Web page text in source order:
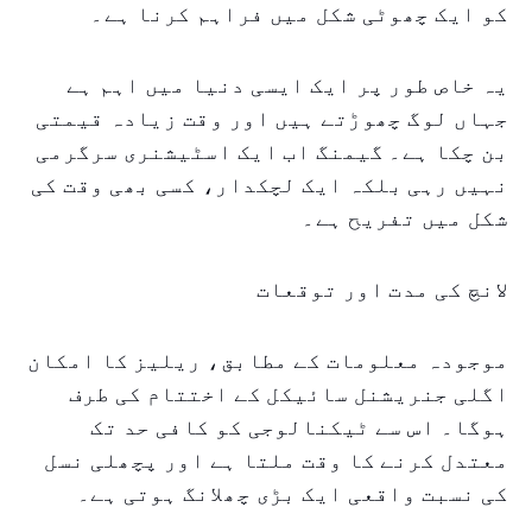
کو ایک چھوٹی شکل میں فراہم کرنا ہے۔
یہ خاص طور پر ایک ایسی دنیا میں اہم ہے
جہاں لوگ چھوڑتے ہیں اور وقت زیادہ قیمتی
بن چکا ہے۔ گیمنگ اب ایک اسٹیشنری سرگرمی
نہیں رہی بلکہ ایک لچکدار، کسی بھی وقت کی
شکل میں تفریح ہے۔
لانچ کی مدت اور توقعات
موجودہ معلومات کے مطابق، ریلیز کا امکان
اگلی جنریشنل سائیکل کے اختتام کی طرف
ہوگا۔ اس سے ٹیکنالوجی کو کافی حد تک
معتدل کرنے کا وقت ملتا ہے اور پچھلی نسل
کی نسبت واقعی ایک بڑی چھلانگ ہوتی ہے۔